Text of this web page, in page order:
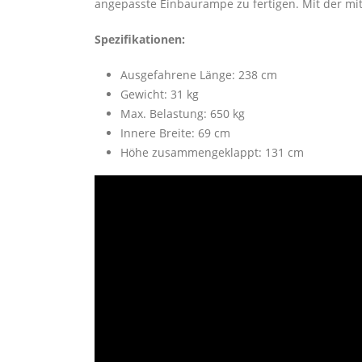
angepasste Einbaurampe zu fertigen. Mit der
Spezifikationen:
Ausgefahrene Länge: 238 cm
Gewicht: 31 kg
Max. Belastung: 650 kg
Innere Breite: 69 cm
Höhe zusammengeklappt: 131 cm